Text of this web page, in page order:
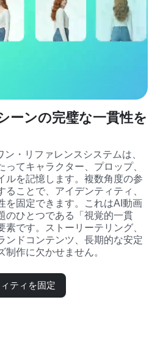
ーンの完璧な一貫性を
・リファレンスシステムは、
てキャラクター、プロップ、
ルを記憶します。複数角度の参
ることで、アイデンティティ、
を固定できます。これはAI動画
のひとつである「視覚的一貫
です。ストーリーテリング、
ンドコンテンツ、長期的な安定
作に欠かせません。
ティを固定